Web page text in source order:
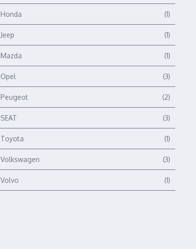
Honda (1)
Jeep (1)
Mazda (1)
Opel (3)
Peugeot (2)
SEAT (3)
Toyota (1)
Volkswagen (3)
Volvo (1)